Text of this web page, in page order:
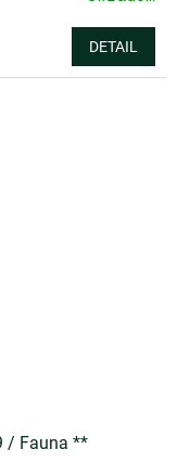
DETAIL
/ Fauna **